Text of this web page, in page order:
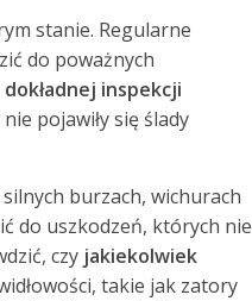
stanie. Regularne
do poważnych
inspekcji
pojawiły się ślady
burzach, wichurach
do uszkodzeń, których nie
czy jakiekolwiek
takie jak zatory